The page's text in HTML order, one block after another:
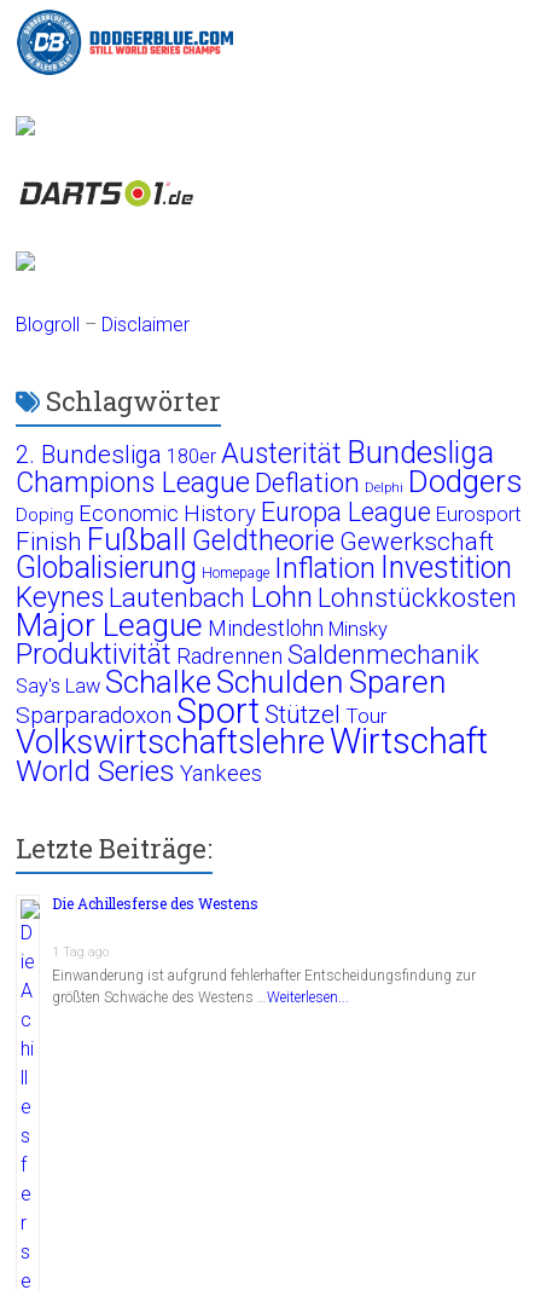
Blogroll – Disclaimer
Schlagwörter
2. Bundesliga 180er Austerität Bundesliga
Champions League Deflation Delphi Dodgers
Doping Economic History Europa League Eurosport
Finish Fußball Geldtheorie Gewerkschaft
Globalisierung Homepage Inflation Investition
Keynes Lautenbach Lohn Lohnstückkosten
Major League Mindestlohn Minsky
Produktivität Radrennen Saldenmechanik
Say's Law Schalke Schulden Sparen
Sparparadoxon Sport Stützel Tour
VolkswirtschaftslehreWirtschaft
World Series Yankees
Letzte Beiträge:
Die Achillesferse des Westens
1 Tag ago
Einwanderung ist aufgrund fehlerhafter Entscheidungsfindung zur
größten Schwäche des Westens …Weiterlesen...